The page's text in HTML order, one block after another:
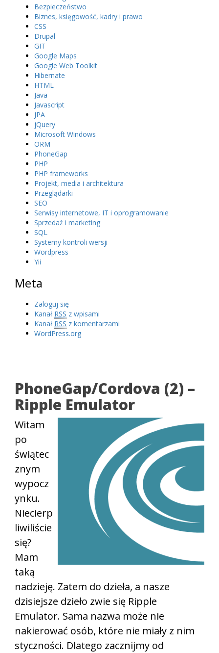
Bezpieczeństwo
Biznes, księgowość, kadry i prawo
CSS
Drupal
GIT
Google Maps
Google Web Toolkit
Hibernate
HTML
Java
Javascript
JPA
jQuery
Microsoft Windows
ORM
PhoneGap
PHP
PHP frameworks
Projekt, media i architektura
Przeglądarki
SEO
Serwisy internetowe, IT i oprogramowanie
Sprzedaż i marketing
SQL
Systemy kontroli wersji
Wordpress
Yii
Meta
Zaloguj się
Kanał RSS z wpisami
Kanał RSS z komentarzami
WordPress.org
PhoneGap/Cordova (2) –
Ripple Emulator
Witam
po
świątec
znym
wypocz
ynku.
Niecierp
liwiliście
się?
Mam
taką
nadzieję. Zatem do dzieła, a nasze
dzisiejsze dzieło zwie się Ripple
Emulator. Sama nazwa może nie
nakierować osób, które nie miały z nim
styczności. Dlatego zacznijmy od